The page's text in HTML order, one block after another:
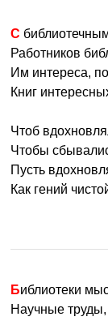
С
Работников
Им интереса,
Книг
Чтоб
Чтобы
Пусть
Как гений
Библиотеки
Научные